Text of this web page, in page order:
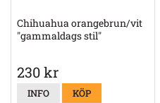
Chihuahua orangebrun/vit
"gammaldags stil"
230 kr
INFO KÖP